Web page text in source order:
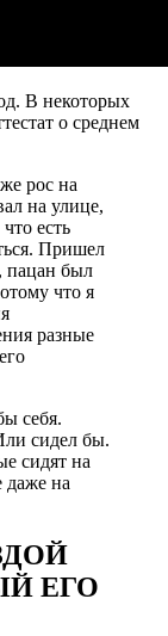
В некоторых
о среднем
рос на
на улице,
есть
Пришел
пацан был
что я
разные
себя.
сидел бы.
сидят на
даже на
ЕГО